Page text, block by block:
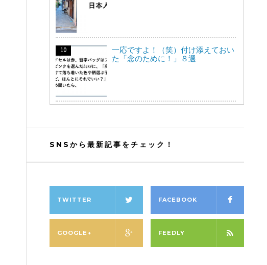
一応ですよ！（笑）付け添えておい
た「念のために！」８選
SNSから最新記事をチェック！
TWITTER FACEBOOK
GOOGLE+ FEEDLY